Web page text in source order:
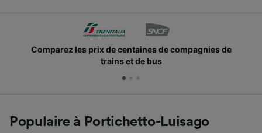
Comparez les prix de centaines de compagnies de
trains et de bus
Populaire à Portichetto-Luisago